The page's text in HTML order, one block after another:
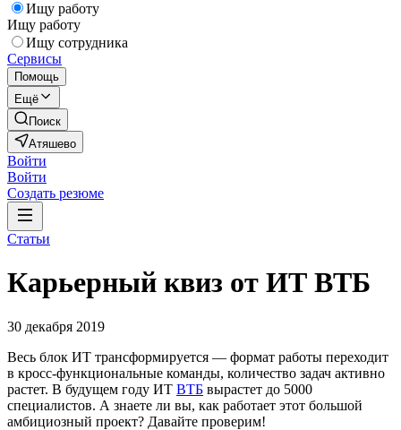
Ищу работу
Ищу работу
Ищу сотрудника
Сервисы
Помощь
Ещё
Поиск
Атяшево
Войти
Войти
Создать резюме
Статьи
Карьерный квиз от ИТ ВТБ
30 декабря 2019
Весь блок ИТ трансформируется — формат работы переходит
в кросс-функциональные команды, количество задач активно
растет. В будущем году ИТ ВТБ вырастет до 5000
специалистов. А знаете ли вы, как работает этот большой
амбициозный проект? Давайте проверим!